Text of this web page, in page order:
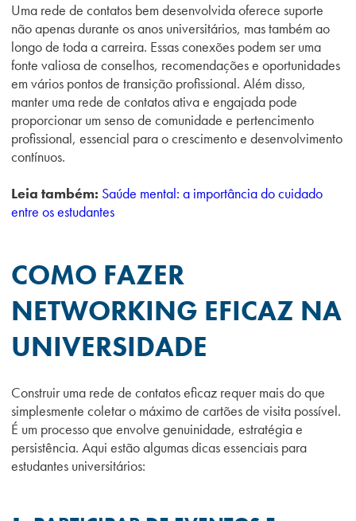
Uma rede de contatos bem desenvolvida oferece suporte
não apenas durante os anos universitários, mas também ao
longo de toda a carreira. Essas conexões podem ser uma
fonte valiosa de conselhos, recomendações e oportunidades
em vários pontos de transição profissional. Além disso,
manter uma rede de contatos ativa e engajada pode
proporcionar um senso de comunidade e pertencimento
profissional, essencial para o crescimento e desenvolvimento
contínuos.
Leia também: Saúde mental: a importância do cuidado
entre os estudantes
COMO FAZER
NETWORKING EFICAZ NA
UNIVERSIDADE
Construir uma rede de contatos eficaz requer mais do que
simplesmente coletar o máximo de cartões de visita possível.
É um processo que envolve genuinidade, estratégia e
persistência. Aqui estão algumas dicas essenciais para
estudantes universitários: